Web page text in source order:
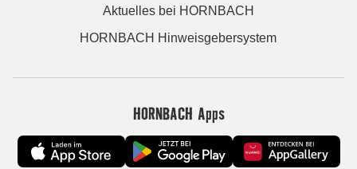
Aktuelles bei HORNBACH
HORNBACH Hinweisgebersystem
HORNBACH Apps